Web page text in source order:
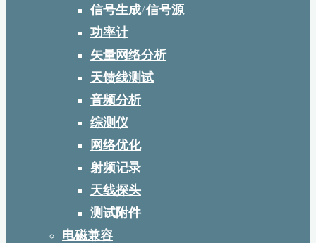
信号生成/信号源
功率计
矢量网络分析
天馈线测试
音频分析
综测仪
网络优化
射频记录
天线探头
测试附件
电磁兼容